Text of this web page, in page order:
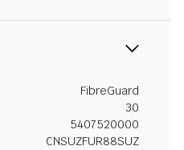
FibreGuard
30
5407520000
CNSUZFUR88SUZ